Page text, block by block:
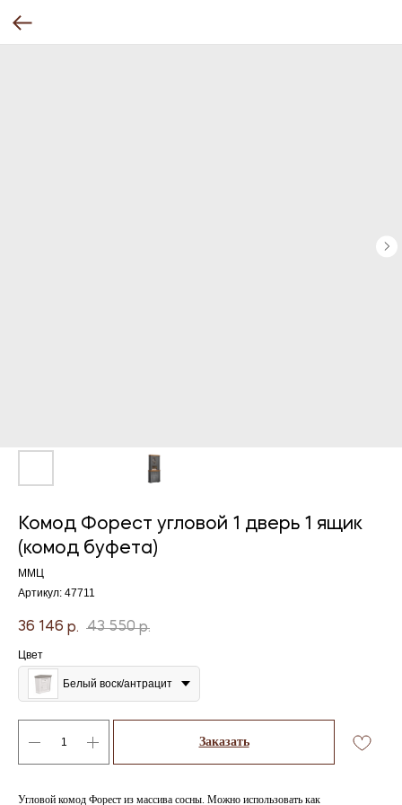
Комод Форест угловой 1 дверь 1 ящик
(комод буфета)
ММЦ
Артикул: 47711
36 146 р. 43 550 р.
Цвет
Белый воск/антрацит
Заказать
Угловой комод Форест из массива сосны. Можно использовать как